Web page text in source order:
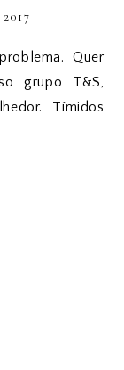
Quer
grupo T&S,
Tímidos